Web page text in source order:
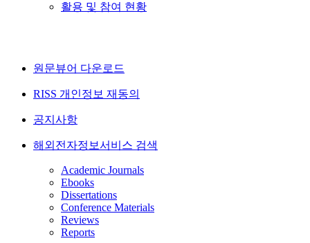
활용 및 참여 현황
원문뷰어 다운로드
RISS 개인정보 재동의
공지사항
해외전자정보서비스 검색
Academic Journals
Ebooks
Dissertations
Conference Materials
Reviews
Reports